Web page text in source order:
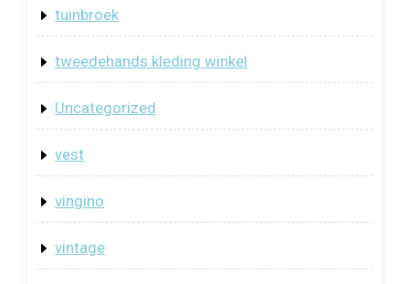
tuinbroek
tweedehands kleding winkel
Uncategorized
vest
vingino
vintage